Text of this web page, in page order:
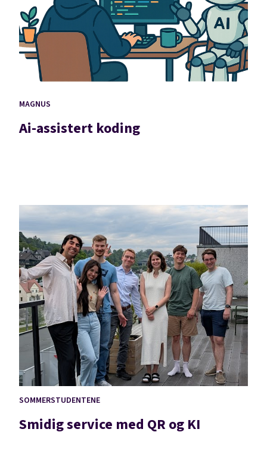
MAGNUS
Ai-assistert koding
SOMMERSTUDENTENE
Smidig service med QR og KI